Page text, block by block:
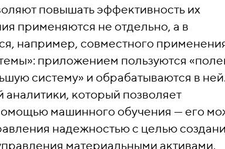
повышать эффективность их
применяются не отдельно, а в
например, совместного
приложением пользуются
систему» и обрабатываются в
который позволяет
машинного обучения — его
надежностью с целью
материальными активами.